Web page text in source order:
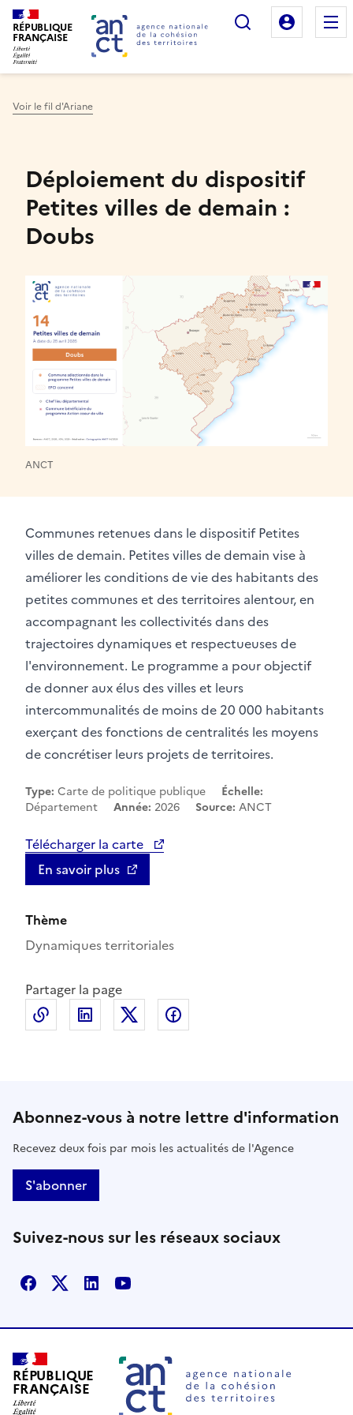
RÉPUBLIQUE
FRANÇAISE
Rechercher
Mon
Voir le fil d'Ariane
Déploiement du dispositif
Petites villes de demain :
Doubs
ANCT
Thème
Dynamiques territoriales
Partager la page
Copier le lien de la page dans le presse-papier
LinkedIn
Communes retenues dans le dispositif Petites
villes de demain. Petites villes de demain vise à
améliorer les conditions de vie des habitants des
petites communes et des territoires alentour, en
accompagnant les collectivités dans des
trajectoires dynamiques et respectueuses de
l'environnement. Le programme a pour objectif
de donner aux élus des villes et leurs
intercommunalités de moins de 20 000 habitants
exerçant des fonctions de centralités les moyens
de concrétiser leurs projets de territoires.
Type: Carte de politique publique
Échelle:
Département
Année: 2026 Source: ANCT
Télécharger la carte
En savoir plus
Abonnez-vous à notre lettre d'information
Recevez deux fois par mois les actualités de l'Agence
S'abonner
Suivez-nous sur les réseaux sociaux
Facebook
X LinkedinYoutube
RÉPUBLIQUE
FRANÇAISE